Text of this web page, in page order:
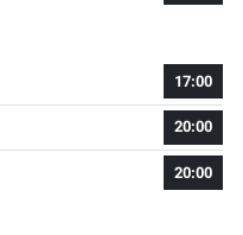
17:00
20:00
20:00